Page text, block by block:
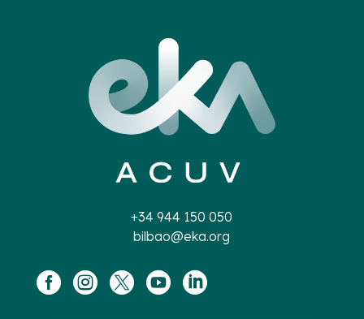
+34 944 150 050
bilbao@eka.org
    